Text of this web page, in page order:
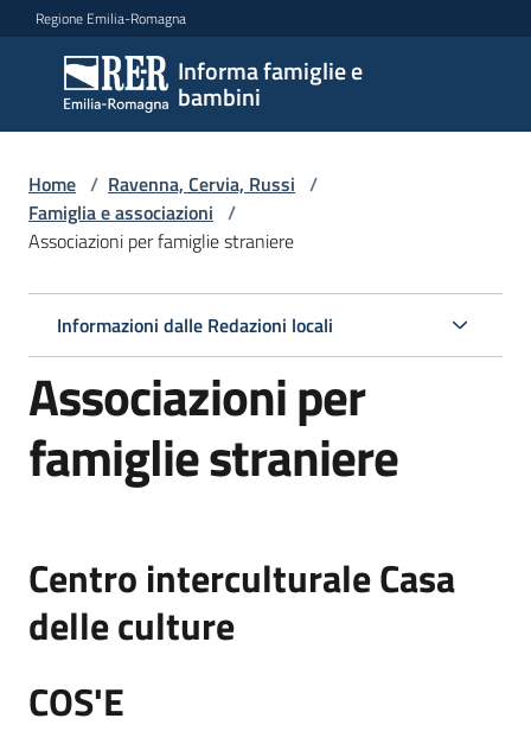
Vai al contenuto
Vai alla navigazione
Vai al footer
Regione Emilia-Romagna
Informa famiglie e
bambini
Informa
famiglie
e
bambini
Centri
per
Informazioni
locali
Home / Ravenna, Cervia, Russi /
Famiglia e associazioni /
Associazioni per famiglie straniere
Informazioni dalle Redazioni locali
Associazioni per
famiglie straniere
Centro interculturale Casa
delle culture
COS'E